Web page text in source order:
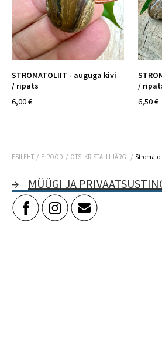
STROMATOLIIT - auguga kivi
/ ripats
6,00 €
/
6,50 €
ESILEHT / E-POOD / OTSI KRISTALLI JÄRGI /
→ MÜÜGI JA